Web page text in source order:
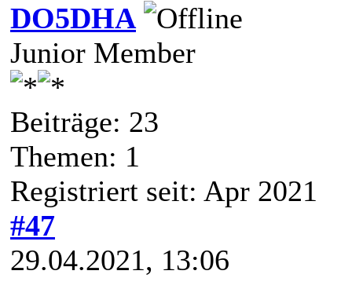
DO5DHA
Junior Member
Beiträge: 23
Themen: 1
Registriert seit: Apr 2021
#47
29.04.2021, 13:06